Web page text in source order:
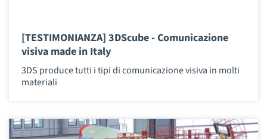
[TESTIMONIANZA] 3DScube - Comunicazione
visiva made in Italy
3DS produce tutti i tipi di comunicazione visiva in molti
materiali